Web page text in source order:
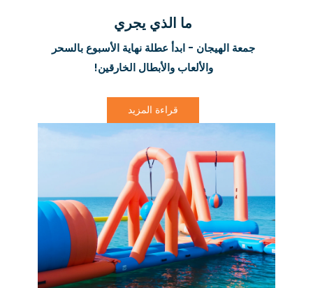
ما الذي يجري
جمعة الهيجان - ابدأ عطلة نهاية الأسبوع بالسحر
والألعاب والأبطال الخارقين!
قراءة المزيد